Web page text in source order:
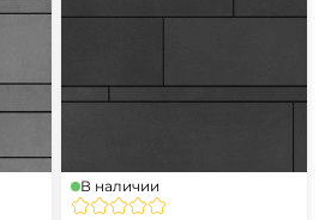
В наличии